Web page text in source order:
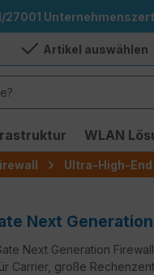
27001
Artikel auswählen
WLAN
Ultra-High-End
Next
Next Generation
Carrier, große